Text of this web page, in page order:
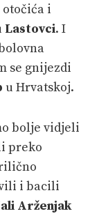
otočića i
Lastovci. I
se gnijezdi
u Hrvatskoj.
bolje vidjeli
preko
i bacili
Arženjak